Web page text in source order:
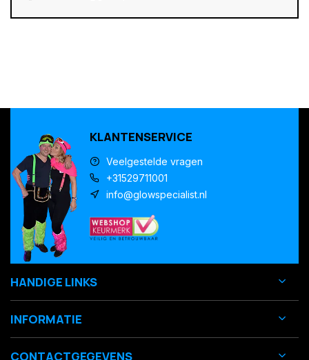
KLANTENSERVICE
Veelgestelde vragen
+31529711001
info@glowspecialist.nl
HANDIGE LINKS
INFORMATIE
CONTACTGEGEVENS